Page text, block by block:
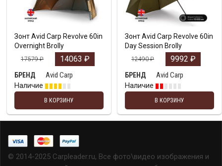
Зонт Avid Carp Revolve 60in
Overnight Brolly
17579₽ 14063 ₽
БРЕНД
Avid Carp
Наличие
В КОРЗИНУ
Зонт Avid Carp Revolve 60in
Day Session Brolly
12490₽ 9992 ₽
БРЕНД
Avid Carp
Наличие
В КОРЗИНУ
© 2014-2025 Carpleader.ru, Все фото\видео изображения и